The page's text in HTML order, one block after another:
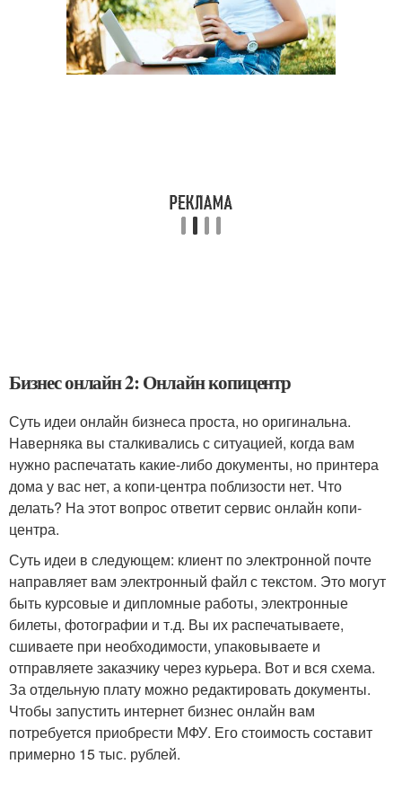
Бизнес онлайн 2: Онлайн копицентр
Суть идеи онлайн бизнеса проста, но оригинальна.
Наверняка вы сталкивались с ситуацией, когда вам
нужно распечатать какие-либо документы, но принтера
дома у вас нет, а копи-центра поблизости нет. Что
делать? На этот вопрос ответит сервис онлайн копи-
центра.
Суть идеи в следующем: клиент по электронной почте
направляет вам электронный файл с текстом. Это могут
быть курсовые и дипломные работы, электронные
билеты, фотографии и т.д. Вы их распечатываете,
сшиваете при необходимости, упаковываете и
отправляете заказчику через курьера. Вот и вся схема.
За отдельную плату можно редактировать документы.
Чтобы запустить интернет бизнес онлайн вам
потребуется приобрести МФУ. Его стоимость составит
примерно 15 тыс. рублей.